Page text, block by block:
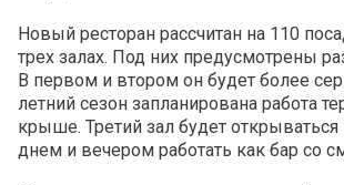
Новый ресторан рассчитан на 110
трех залах. Под них предусмотрены
В первом и втором он будет более
летний сезон запланирована работа
крыше. Третий зал будет открываться
днем и вечером работать как бар со